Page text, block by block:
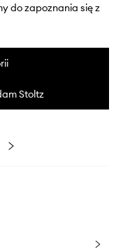
do zapoznania się z
Stoltz